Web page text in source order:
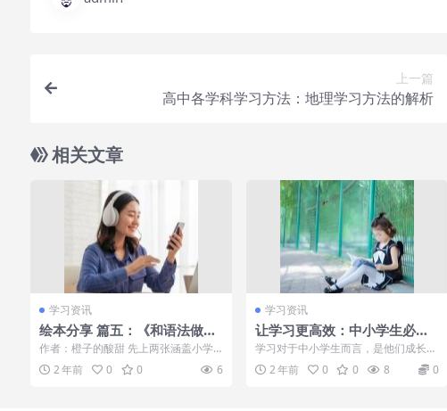
上一篇
高中各学科学习方法：地理学习方法的解析
相关文章
学习资讯
绘本分享 篇五：《和语法做朋
友》，给语法做减法，让孩子
轻轻送松掌握154个语法要点
靳东的老婆，于和伟的老婆，
作者：橙子的酸甜 先上两张涵盖小学
至初中的英语语法知识导图（含词性思
维导图和句法...
2 年前 0 0 6
学习资讯
让学习更高效：中小学生必备
学习技巧！
学习对于中小学生而言，是他们成长的
必经之路。在这段时间里面，你的孩子
需要掌握一些...
2 年前 0 0 8 0